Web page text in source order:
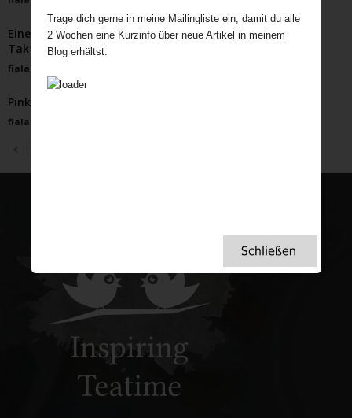
Eine Reise durch Britanniens Ballroom-Welt – Tea,
Taktgefühl und Tanzlust
fiala
Pink Gin, ein Schluck Geschichte in jedem Glas
fiala
Trage dich gerne in meine Mailingliste ein, damit du alle
2 Wochen eine Kurzinfo über neue Artikel in meinem
Blog erhältst.